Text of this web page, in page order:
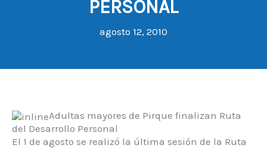
PERSONAL
agosto 12, 2010
Adultas mayores de Pirque finalizan Ruta
del Desarrollo Personal
El 1 de agosto se realizó la última sesión de la Ruta